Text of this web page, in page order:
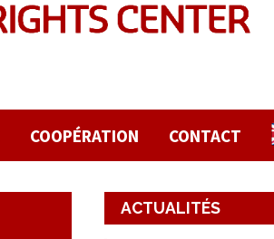
COOPÉRATION CONTACT
ACTUALITÉS